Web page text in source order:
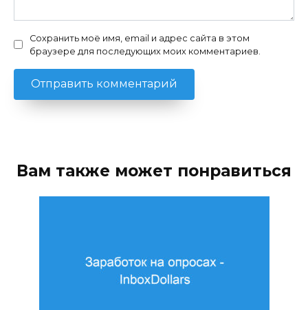
Сохранить моё имя, email и адрес сайта в этом
браузере для последующих моих комментариев.
Вам также может понравиться